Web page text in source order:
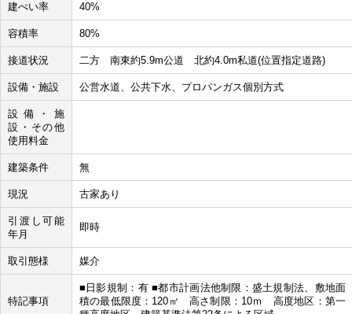
建ぺい率 40%
容積率 80%
接道状況 二方 南東約5.9m公道 北約4.0m私道(位置指定道路)
設備・施設 公営水道、公共下水、プロパンガス個別方式
設備・施
設・その他
使用料金
建築条件 無
現況 古家あり
引渡し可能
年月
即時
取引態様 媒介
特記事項
■日影規制：有 ■都市計画法他制限：盛土規制法、敷地面
積の最低限度：120㎡ 高さ制限：10ｍ 高度地区：第一